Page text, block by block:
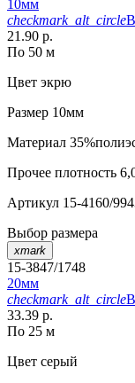
10мм
checkmark_alt_circle
21.90 р.
По 50 м
Цвет экрю
Размер 10мм
Материал
Прочее плотность
Артикул 15-4160/
Выбор размера
xmark
15-3847/1748
20мм
checkmark_alt_circle
33.39 р.
По 25 м
Цвет серый